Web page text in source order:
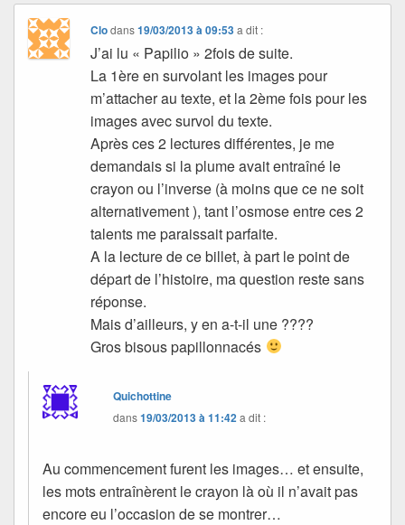
Clodans19/03/2013 à 09:53 a dit :
J’ai lu « Papilio » 2fois de suite.
La 1ère en survolant les images pour
m’attacher au texte, et la 2ème fois pour les
images avec survol du texte.
Après ces 2 lectures différentes, je me
demandais si la plume avait entraîné le
crayon ou l’inverse (à moins que ce ne soit
alternativement ), tant l’osmose entre ces 2
talents me paraissait parfaite.
A la lecture de ce billet, à part le point de
départ de l’histoire, ma question reste sans
réponse.
Mais d’ailleurs, y en a-t-il une ????
Gros bisous papillonnacés
Quichottine
dans19/03/2013 à 11:42 a dit :
Au commencement furent les images… et ensuite,
les mots entraînèrent le crayon là où il n’avait pas
encore eu l’occasion de se montrer…